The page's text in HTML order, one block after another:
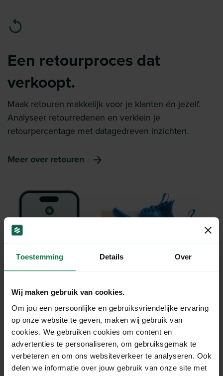
Toestemming Details Over
Wij maken gebruik van cookies.
Om jou een persoonlijke en gebruiksvriendelijke ervaring
op onze website te geven, maken wij gebruik van
cookies. We gebruiken cookies om content en
advertenties te personaliseren, om gebruiksgemak te
verbeteren en om ons websiteverkeer te analyseren. Ook
delen we informatie over jouw gebruik van onze site met
Een retourproces dat
verkoopt.
Maak retouren makkelijk voor je klanten én jezelf.
Analyseer retourredenen en verklein je
retourpercentage met datagedreven inzichten.
Meer over retouren